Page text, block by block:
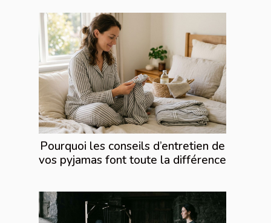
Pourquoi les conseils d’entretien de
vos pyjamas font toute la différence